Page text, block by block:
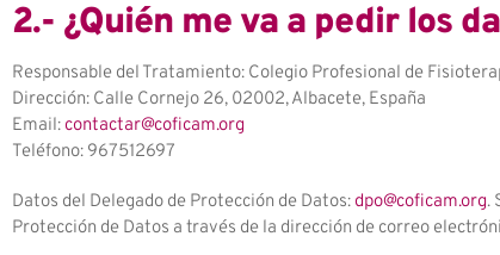
2.- ¿Quién me va a pedir los
Responsable del Tratamiento: Colegio Profesional de
Dirección: Calle Cornejo 26, 02002, Albacete, España
Email:contactar@coficam.org
Teléfono: 967512697
Datos del Delegado de Protección de Datos: dpo@coficam.org.
Protección de Datos a través de la dirección de correo